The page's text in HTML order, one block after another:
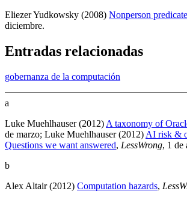
Eliezer Yudkowsky (2008) Nonperson
diciembre.
Entradas relacionadas
gobernanza de la computación
a
Luke Muehlhauser (2012) A taxonomy of
de marzo; Luke Muehlhauser (2012) AI risk &
Questions we want answered, LessWrong, 1 de
b
Alex Altair (2012) Computation hazards,